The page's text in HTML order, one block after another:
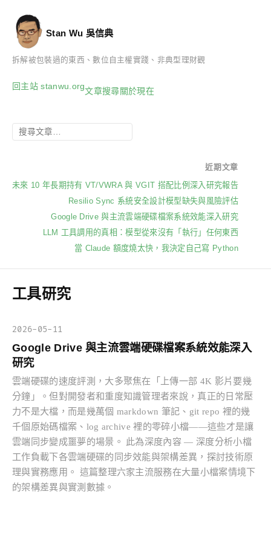
Stan Wu 吳信典
拆解被包裝過的東西、數位自主權實踐、非典型理財觀
回主站 stanwu.org文章搜尋關於現在
近期文章
未來 10 年長期持有 VT/VWRA 與 VGIT 搭配比例深入研究報告
Resilio Sync 系統安全設計模型缺失與風險評估
Google Drive 與主流雲端硬碟檔案系統效能深入研究
LLM 工具調用的真相：模型從來沒有「執行」任何東西
當 Claude 額度燒太快，我決定自己寫 Python
工具研究
2026-05-11
Google Drive 與主流雲端硬碟檔案系統效能深入
研究
雲端硬碟的速度評測，大多聚焦在「上傳一部 4K 影片要幾
分鐘」。但對開發者和重度知識管理者來說，真正的日常壓
力不是大檔，而是幾萬個 markdown 筆記、git repo 裡的幾
千個原始碼檔案、log archive 裡的零碎小檔——這些才是讓
雲端同步變成噩夢的場景。 此為深度內容 — 深度分析小檔
工作負載下各雲端硬碟的同步效能與架構差異，探討技術原
理與實務應用。 這篇整理六家主流服務在大量小檔案情境下
的架構差異與實測數據。